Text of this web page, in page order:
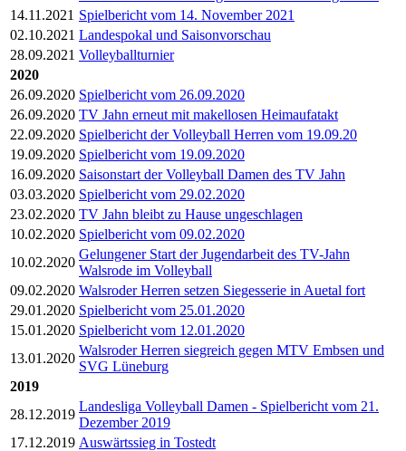
14.11.2021 Spielbericht vom 14. November 2021
02.10.2021 Landespokal und Saisonvorschau
28.09.2021 Volleyballturnier
2020
26.09.2020 Spielbericht vom 26.09.2020
26.09.2020 TV Jahn erneut mit makellosen Heimaufatakt
22.09.2020 Spielbericht der Volleyball Herren vom 19.09.20
19.09.2020 Spielbericht vom 19.09.2020
16.09.2020 Saisonstart der Volleyball Damen des TV Jahn
03.03.2020 Spielbericht vom 29.02.2020
23.02.2020 TV Jahn bleibt zu Hause ungeschlagen
10.02.2020 Spielbericht vom 09.02.2020
10.02.2020
Gelungener Start der Jugendarbeit des TV-Jahn
Walsrode im Volleyball
09.02.2020 Walsroder Herren setzen Siegesserie in Auetal fort
29.01.2020 Spielbericht vom 25.01.2020
15.01.2020 Spielbericht vom 12.01.2020
13.01.2020
Walsroder Herren siegreich gegen MTV Embsen und
SVG Lüneburg
2019
28.12.2019
Landesliga Volleyball Damen - Spielbericht vom 21.
Dezember 2019
17.12.2019 Auswärtssieg in Tostedt